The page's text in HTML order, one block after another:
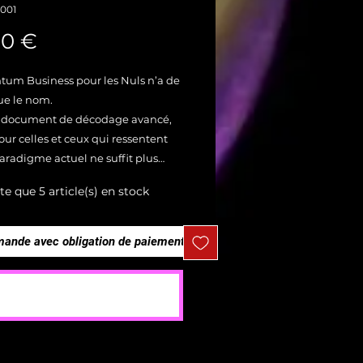
€
Business pour les Nuls n’a de
le nom.
document de décodage avancé,
celles et ceux qui ressentent
actuel ne suffit plus…
passerelle entre deux mondes :→
indicateurs, des tableaux, du
Et celui des signaux faibles, de
que 5 article(s) en stock
avec obligation de paiement